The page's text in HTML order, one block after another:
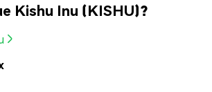
Kishu Inu (KISHU)?